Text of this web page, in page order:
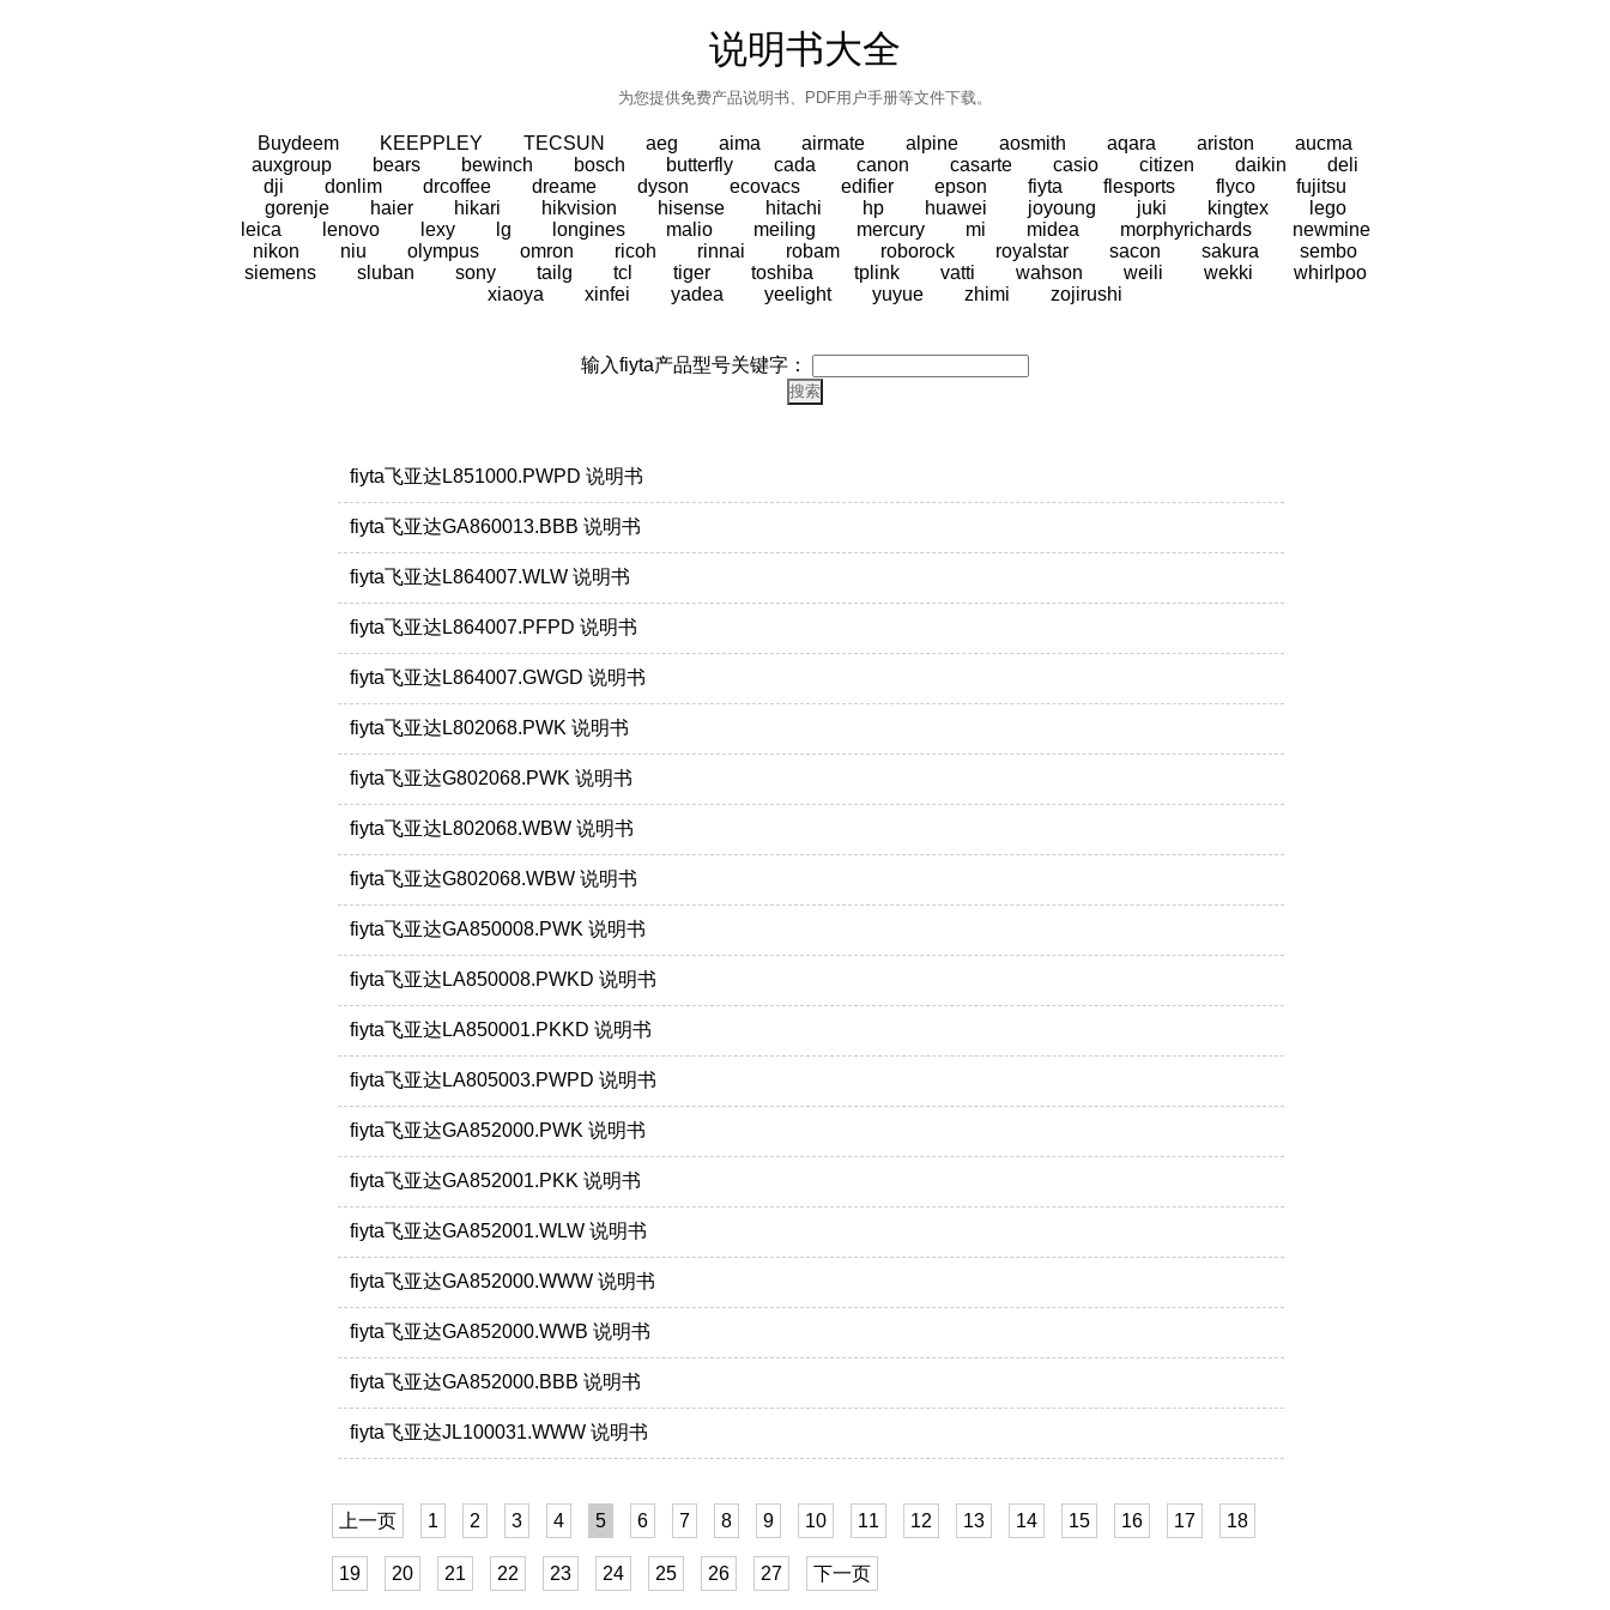
说明书大全
为您提供免费产品说明书、PDF用户手册等文件下载。
Buydeem KEEPPLEY TECSUN aeg aima airmate alpine aosmith aqara ariston
aucma
auxgroup
bears bewinch bosch butterfly cada canon casarte casio citizen daikin
deli
dji
donlim drcoffee dreame dyson ecovacs edifier epson fiyta flesports flyco
fujitsu
gorenje
haier hikari hikvision hisense hitachi hp huawei joyoung juki kingtex
lego
leica
lenovo lexy lg longines malio meiling mercury mi midea morphyrichards
newmine
nikon
niu olympus omron ricoh rinnai robam roborock royalstar sacon sakura
sembo
siemens
sluban sony tailg tcl tiger toshiba tplink vatti wahson weili wekki
whirlpoo
xiaoya
xinfei yadea yeelight yuyue zhimi zojirushi
输入fiyta产品型号关键字：
fiyta飞亚达L851000.PWPD 说明书
fiyta飞亚达GA860013.BBB 说明书
fiyta飞亚达L864007.WLW 说明书
fiyta飞亚达L864007.PFPD 说明书
fiyta飞亚达L864007.GWGD 说明书
fiyta飞亚达L802068.PWK 说明书
fiyta飞亚达G802068.PWK 说明书
fiyta飞亚达L802068.WBW 说明书
fiyta飞亚达G802068.WBW 说明书
fiyta飞亚达GA850008.PWK 说明书
fiyta飞亚达LA850008.PWKD 说明书
fiyta飞亚达LA850001.PKKD 说明书
fiyta飞亚达LA805003.PWPD 说明书
fiyta飞亚达GA852000.PWK 说明书
fiyta飞亚达GA852001.PKK 说明书
fiyta飞亚达GA852001.WLW 说明书
fiyta飞亚达GA852000.WWW 说明书
fiyta飞亚达GA852000.WWB 说明书
fiyta飞亚达GA852000.BBB 说明书
fiyta飞亚达JL100031.WWW 说明书
上一页 1 2 3 4 5 6 7 8 9 10 11 12 13 14 15 16 17 18
19 20 21 22 23 24 25 26 27 下一页